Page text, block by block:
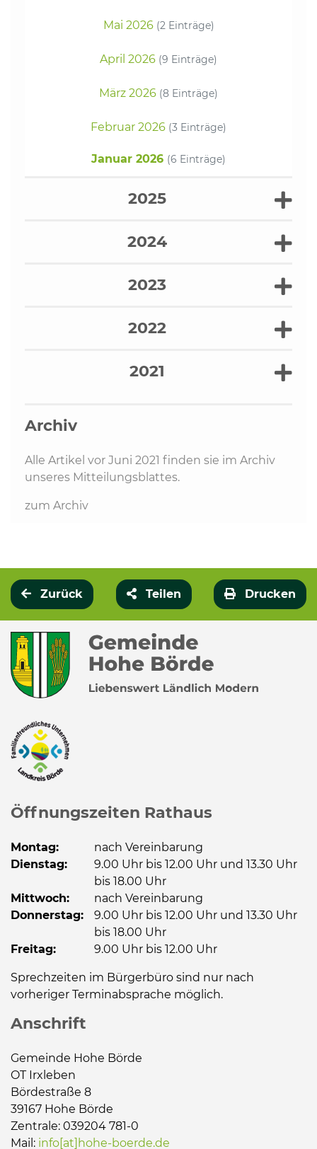
Mai 2026 (2 Einträge)
April 2026 (9 Einträge)
März 2026 (8 Einträge)
Februar 2026 (3 Einträge)
Januar 2026 (6 Einträge)
2025
2024
2023
2022
2021
Archiv
Alle Artikel vor Juni 2021 finden sie im Archiv
unseres Mitteilungsblattes.
zum Archiv
Zurück Teilen Drucken
Öffnungszeiten Rathaus
Montag:
nach Vereinbarung
Dienstag:
9.00 Uhr bis 12.00 Uhr und 13.30 Uhr
bis 18.00 Uhr
Mittwoch:
nach Vereinbarung
Donnerstag: 9.00 Uhr bis 12.00 Uhr und 13.30 Uhr
bis 18.00 Uhr
Freitag:
9.00 Uhr bis 12.00 Uhr
Sprechzeiten im Bürgerbüro sind nur nach
vorheriger Terminabsprache möglich.
Anschrift
Gemeinde Hohe Börde
OT Irxleben
Bördestraße 8
39167 Hohe Börde
Zentrale: 039204 781-0
Mail: info[at]hohe-boerde.de